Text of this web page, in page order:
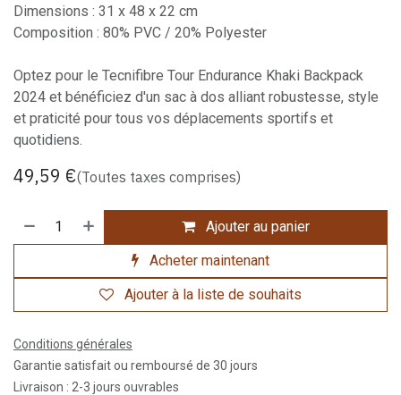
Dimensions : 31 x 48 x 22 cm
Composition : 80% PVC / 20% Polyester
Optez pour le Tecnifibre Tour Endurance Khaki Backpack
2024 et bénéficiez d'un sac à dos alliant robustesse, style
et praticité pour tous vos déplacements sportifs et
quotidiens.
49,59 €(Toutes taxes comprises)
Ajouter au panier
Acheter maintenant
Ajouter à la liste de souhaits
Conditions générales
Garantie satisfait ou remboursé de 30 jours
Livraison : 2-3 jours ouvrables